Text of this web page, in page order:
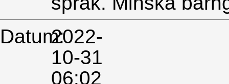
Datum:2022-
10-31
06:02